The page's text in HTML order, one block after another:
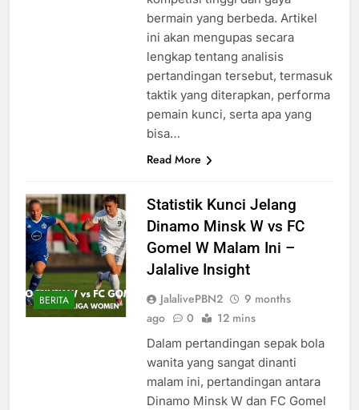
bermain yang berbeda. Artikel
ini akan mengupas secara
lengkap tentang analisis
pertandingan tersebut, termasuk
taktik yang diterapkan, performa
pemain kunci, serta apa yang
bisa…
Read More
BERITA
Statistik Kunci Jelang
Dinamo Minsk W vs FC
Gomel W Malam Ini –
Jalalive Insight
JalalivePBN2
9 months
ago
0 12 mins
Dalam pertandingan sepak bola
wanita yang sangat dinanti
malam ini, pertandingan antara
Dinamo Minsk W dan FC Gomel